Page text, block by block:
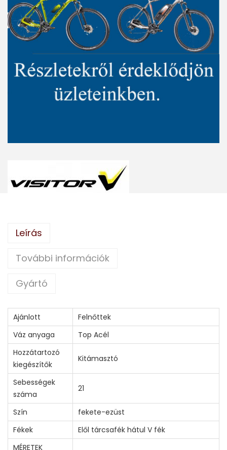
Leírás
További információk
Gyártó
Ajánlott
Felnőttek
Váz anyaga
Top Acél
Hozzátartozó
kiegészítők
Kitámasztó
Sebességek
száma
21
Szín
fekete-ezüst
Fékek
Elől tárcsafék hátul V fék
MÉRETEK